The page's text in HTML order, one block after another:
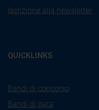
Iscrizione alla newsletter
QUICKLINKS
Bandi di concorso
Bandi di gara